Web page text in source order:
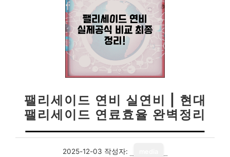
팰리세이드 연비 실연비 | 현대
팰리세이드 연료효율 완벽정리
2025-12-03 작성자: